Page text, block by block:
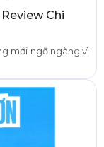
Chi
mới ngỡ ngàng vì